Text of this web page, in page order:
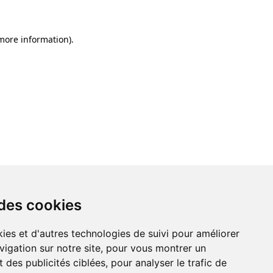
cookies
et d'autres technologies de suivi pour améliorer
sur notre site, pour vous montrer un
des publicités ciblées, pour analyser le trafic de
information).